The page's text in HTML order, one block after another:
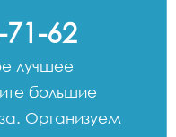
62
лучшее
большие
Организуем